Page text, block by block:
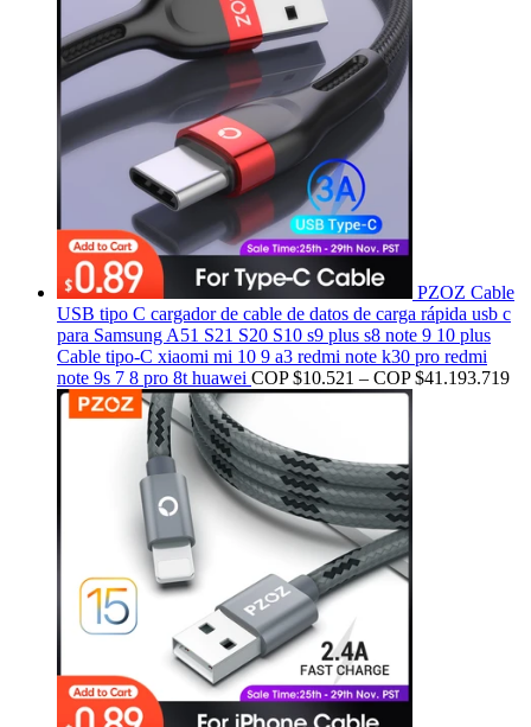
PZOZ Cable
USB tipo C cargador de cable de datos de carga rápida usb c
para Samsung A51 S21 S20 S10 s9 plus s8 note 9 10 plus
Cable tipo-C xiaomi mi 10 9 a3 redmi note k30 pro redmi
note 9s 7 8 pro 8t huawei COP $10.521 – COP $41.193.719